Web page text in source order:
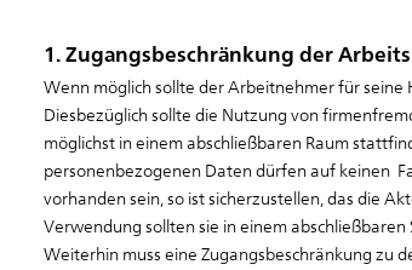
1. Zugangsbeschränkung der
Wenn möglich sollte der Arbeitnehmer für
Diesbezüglich sollte die Nutzung von
möglichst in einem abschließbaren Raum
personenbezogenen Daten dürfen auf keinen
vorhanden sein, so ist sicherzustellen, das die
Verwendung sollten sie in einem abschließbaren
Weiterhin muss eine Zugangsbeschränkung zu